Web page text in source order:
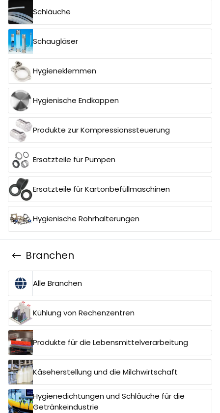
Schläuche
Schaugläser
Hygieneklemmen
Hygienische Endkappen
Produkte zur Kompressionssteuerung
Ersatzteile für Pumpen
Ersatzteile für Kartonbefüllmaschinen
Hygienische Rohrhalterungen
Branchen
Alle Branchen
Kühlung von Rechenzentren
Produkte für die Lebensmittelverarbeitung
Käseherstellung und die Milchwirtschaft
Hygienedichtungen und Schläuche für die
Getränkeindustrie